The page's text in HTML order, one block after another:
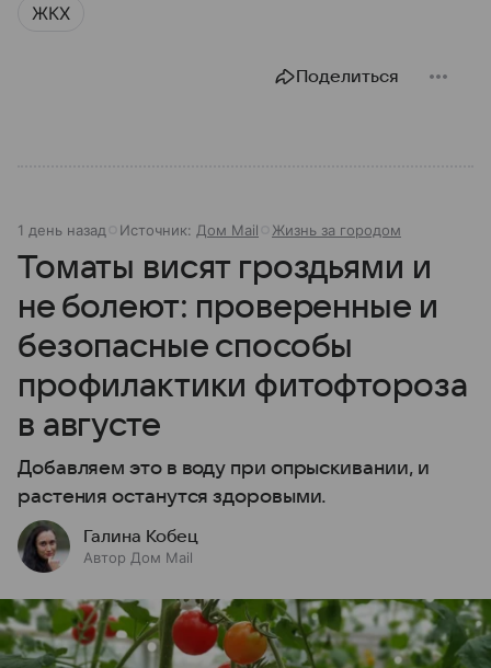
ЖКХ
Поделиться
1 день назад Источник: Дом Mail Жизнь за городом
Томаты висят гроздьями и
не болеют: проверенные и
безопасные способы
профилактики фитофтороза
в августе
Добавляем это в воду при опрыскивании, и
растения останутся здоровыми.
Галина Кобец
Автор Дом Mail